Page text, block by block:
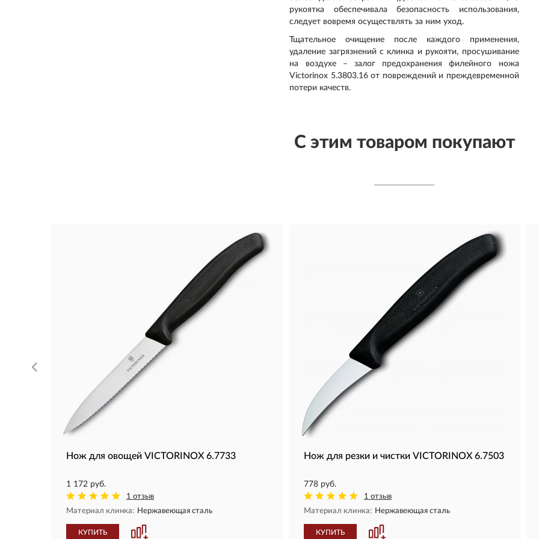
рукоятка обеспечивала безопасность использования,
следует вовремя осуществлять за ним уход.
Тщательное очищение после каждого применения,
удаление загрязнений с клинка и рукояти, просушивание
на воздухе – залог предохранения филейного ножа
Victorinox 5.3803.16 от повреждений и преждевременной
потери качеств.
С этим товаром покупают
Нож для овощей VICTORINOX 6.7733
1 172 руб.
1 отзыв
Материал клинка: Нержавеющая сталь
КУПИТЬ
Нож для резки и чистки VICTORINOX 6.7503
778 руб.
1 отзыв
Материал клинка: Нержавеющая сталь
КУПИТЬ